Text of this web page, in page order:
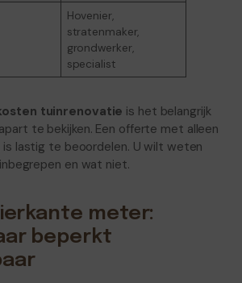
Hovenier,
stratenmaker,
grondwerker,
specialist
tuinrenovatie is het belangrijk
te bekijken. Een offerte met alleen
lastig te beoordelen. U wilt weten
en wat niet.
meter:
beperkt